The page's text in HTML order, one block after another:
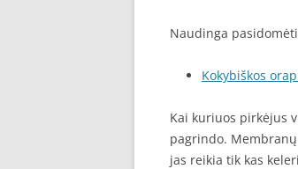
Naudinga
Kokybiškos
Kai kuriuos pirkėjus
pagrindo.
jas reikia tik kas